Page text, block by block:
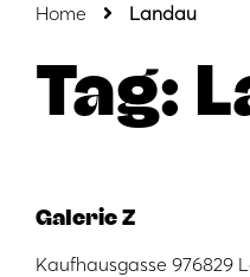
Home Landau
Tag:
Galerie Z
Kaufhausgasse 976829